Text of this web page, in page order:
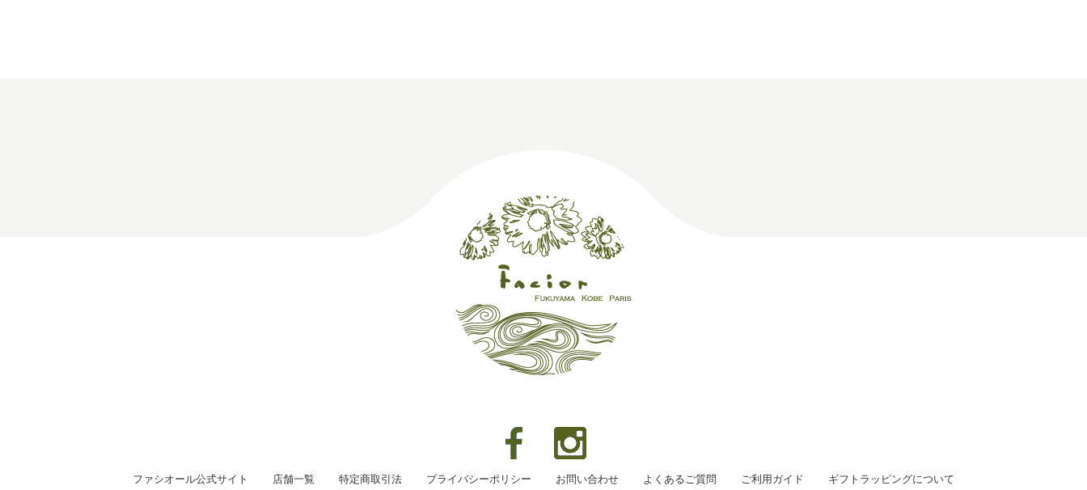
ファシオール公式サイト 店舗一覧 特定商取引法 プライバシーポリシー お問い合わせ よくあるご質問 ご利用ガイド ギフトラッピングについて